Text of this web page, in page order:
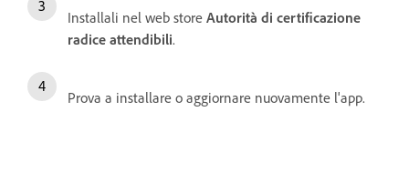
Installali nel web store Autorità di certificazione
radice attendibili.
Prova a installare o aggiornare nuovamente l'app.